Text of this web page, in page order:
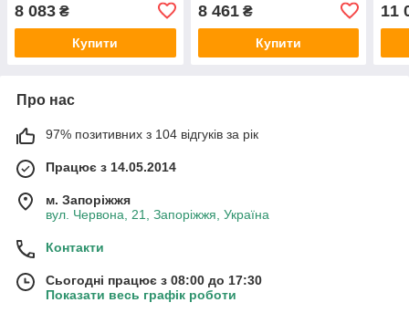
8 083 ₴
Купити
8 461₴
Купити
11
Про нас
97% позитивних з 104 відгуків за рік
Працює з 14.05.2014
м. Запоріжжя
вул. Червона, 21, Запоріжжя, Україна
Контакти
Сьогодні працює з 08:00 до 17:30
Показати весь графік роботи